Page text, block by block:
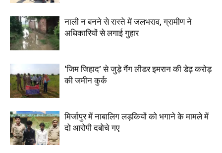
नाली न बनने से रास्ते में जलभराव, ग्रामीण ने
अधिकारियों से लगाई गुहार
‘जिम जिहाद’ से जुड़े गैंग लीडर इमरान की डेढ़ करोड़
की जमीन कुर्क
मिर्जापुर में नाबालिग लड़कियों को भगाने के मामले में
दो आरोपी दबोचे गए